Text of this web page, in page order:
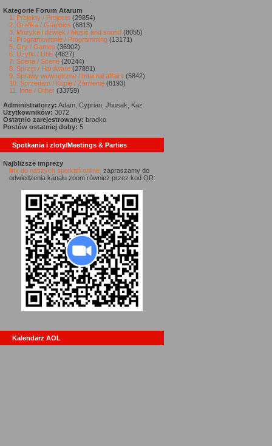
Kategorie Forum Atarum
1. Projekty / Projects (29854)
2. Grafika / Graphics (6813)
3. Muzyka i dźwięk / Music and sound (8055)
4. Programowanie / Programming (13171)
5. Gry / Games (36902)
6. Użytki / Utils (4827)
7. Scena / Scene (20244)
8. Sprzęt / Hardware (27891)
9. Sprawy wewnętrzne / Internal affairs (5842)
10. Sprzedam / Kupię / Zamienię (8193)
11. Inne / Other (33759)
Administratorzy: Adam, Cyprian, Jhusak, Kaz
Użytkowników: 3072
Ostatnio zarejestrowany: bradko
Postów ostatniej doby: 5
Spotkania i zloty/Meetings & Parties
Najbliższe imprezy
link do naszych spotkań online, zapraszamy do
odwiedzenia kanału zoom również przez kod QR:
Kalendarz AOL